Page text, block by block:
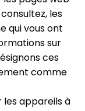
les
qui vous ont
sur
ces
comme
les appareils à